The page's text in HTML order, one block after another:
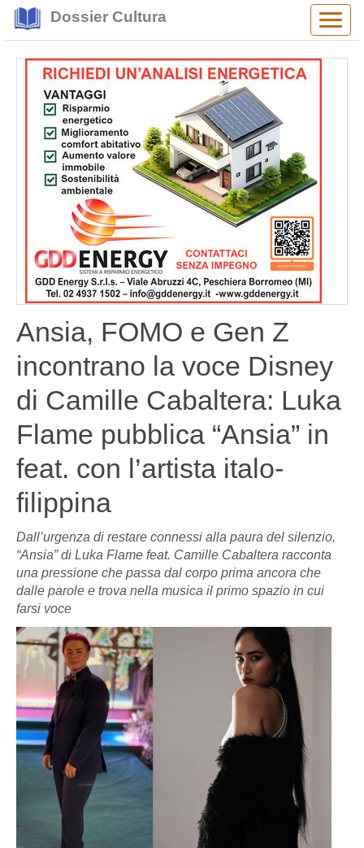
Dossier Cultura
Ansia, FOMO e Gen Z
incontrano la voce Disney
di Camille Cabaltera: Luka
Flame pubblica “Ansia” in
feat. con l’artista italo-
filippina
Dall’urgenza di restare connessi alla paura del silenzio,
“Ansia” di Luka Flame feat. Camille Cabaltera racconta
una pressione che passa dal corpo prima ancora che
dalle parole e trova nella musica il primo spazio in cui
farsi voce